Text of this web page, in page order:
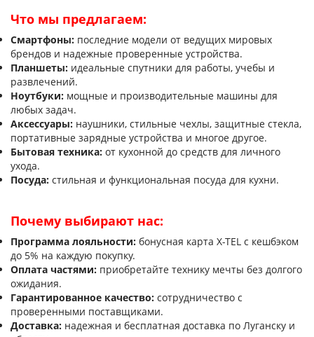
Что мы предлагаем:
Смартфоны: последние модели от ведущих мировых
брендов и надежные проверенные устройства.
Планшеты: идеальные спутники для работы, учебы и
развлечений.
Ноутбуки: мощные и производительные машины для
любых задач.
Аксессуары: наушники, стильные чехлы, защитные стекла,
портативные зарядные устройства и многое другое.
Бытовая техника: от кухонной до средств для личного
ухода.
Посуда: стильная и функциональная посуда для кухни.
Почему выбирают нас:
Программа лояльности: бонусная карта X-TEL с кешбэком
до 5% на каждую покупку.
Оплата частями: приобретайте технику мечты без долгого
ожидания.
Гарантированное качество: сотрудничество с
проверенными поставщиками.
Доставка: надежная и бесплатная доставка по Луганску и
Вакансии
Помощь
Гарантия
Оплата частями
Подарочные сертификаты
Бонусная программа